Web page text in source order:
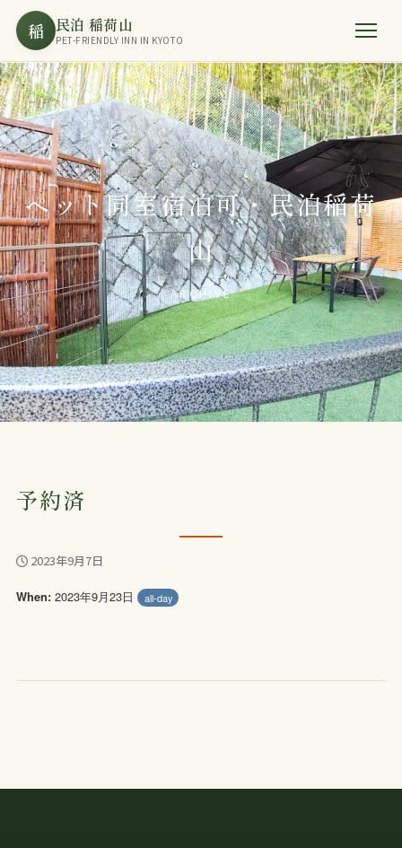
稲 民泊 稲荷山
PET-FRIENDLY INN IN KYOTO
ペット同室宿泊可・民泊稲荷
山
ARCHIVE
予約済
2023年9月7日
When: 2023年9月23日 all-day